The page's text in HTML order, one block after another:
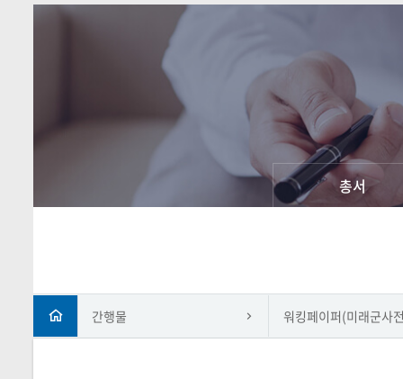
총서
간행물 워킹페이퍼(미래군사